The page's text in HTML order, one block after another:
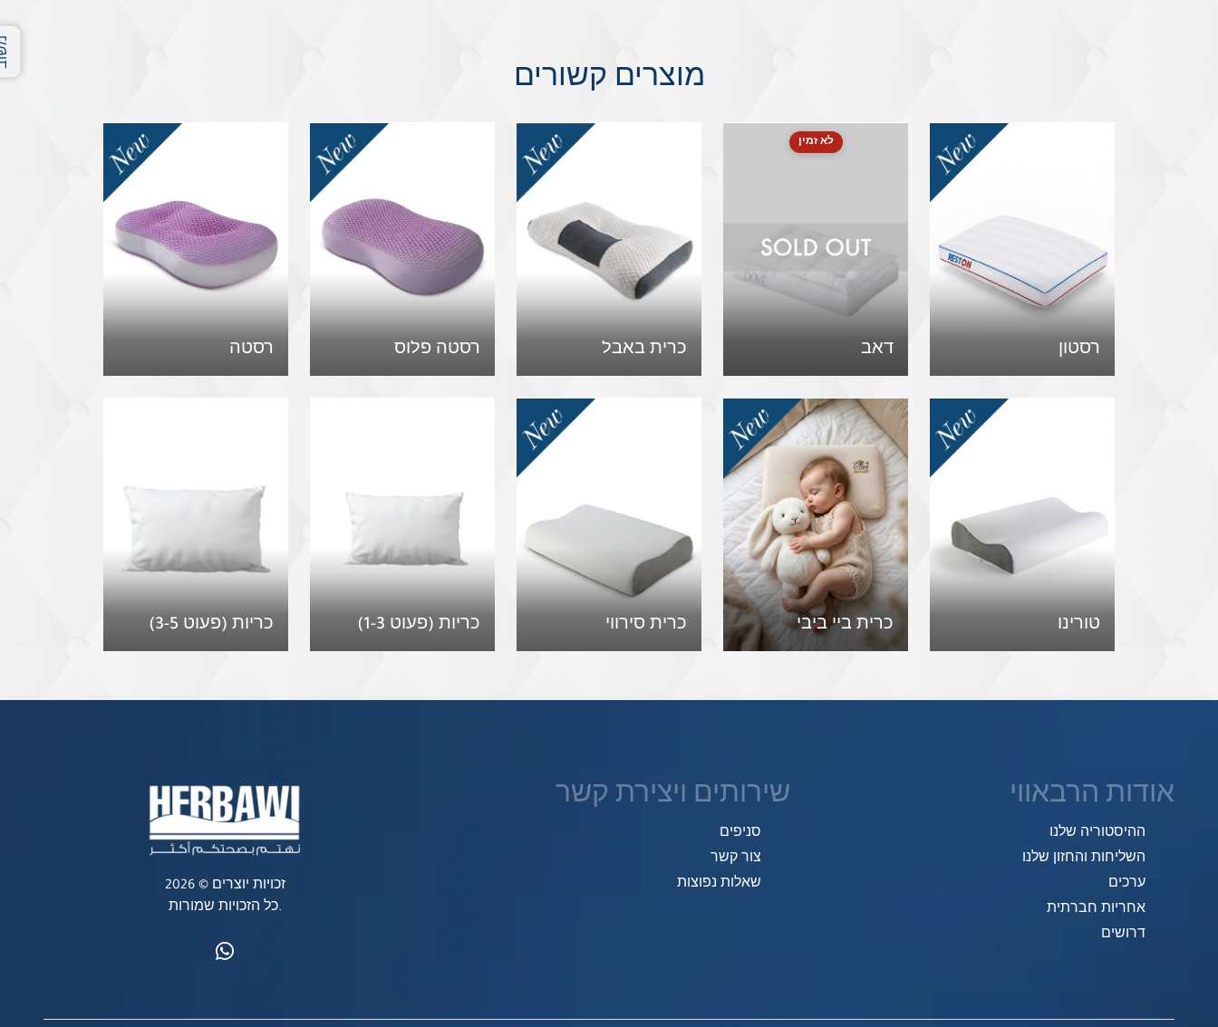
מוצרים קשורים
רסטון
לא זמין
דאב כרית באבל רסטה פלוס רסטה
טורינו כרית ביי ביבי כרית סירווי כריות (פעוט 1-3) כריות (פעוט 3-5)
אודות הרבאווי
ההיסטוריה שלנו
השליחות והחזון שלנו
ערכים
אחריות חברתית
דרושים
שירותים ויצירת קשר
סניפים
צור קשר
שאלות נפוצות
זכויות יוצרים © 2026
כל הזכויות שמורות.